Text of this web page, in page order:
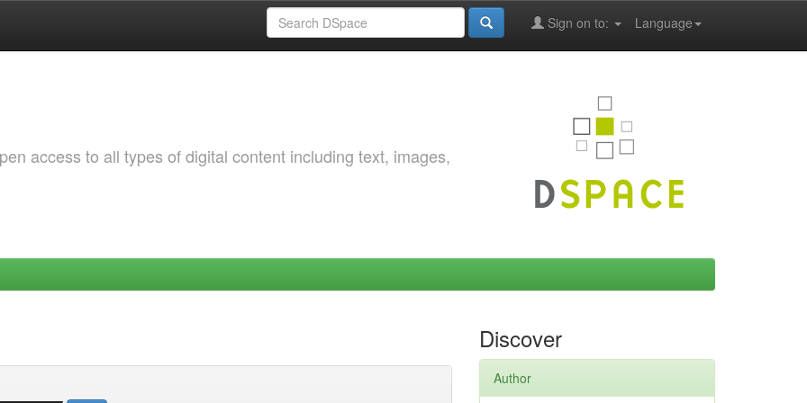
Language
Sign on to:
access to all types of digital content including text, images,
Discover
Author